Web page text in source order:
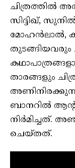
ചിത്രത്തിൽ
സിദ്ദിഖ്,
മോഹന്‍ലാല്‍,
തുടങ്ങിയവരും
താരങ്ങളും
ബാനറിൽ
നിർമിച്ചത്.
ചെയ്തത്.